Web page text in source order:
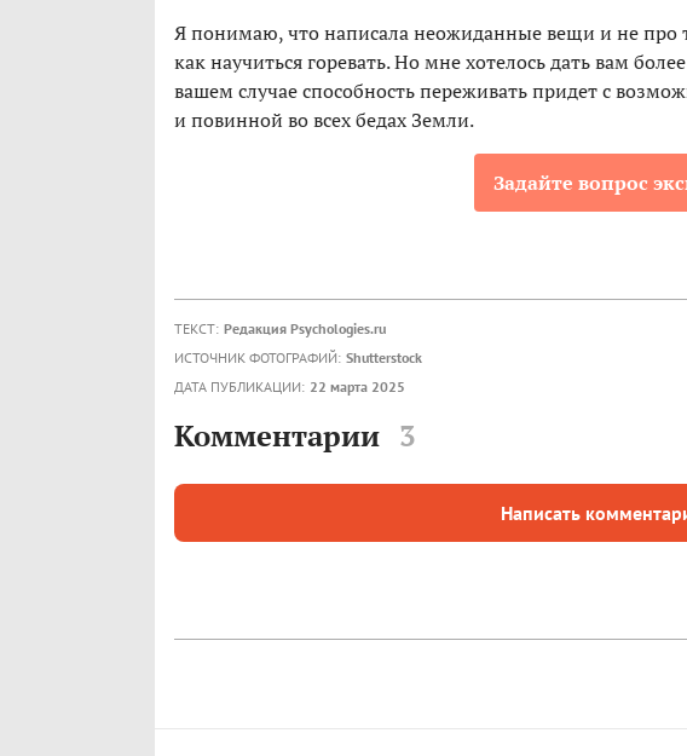
Я понимаю, что написала неожиданные вещи и не про
как научиться горевать. Но мне хотелось дать вам
вашем случае способность переживать придет с
и повинной во всех бедах Земли.
Задайте вопрос
ТЕКСТ: Редакция Psychologies.ru
ИСТОЧНИК ФОТОГРАФИЙ: Shutterstock
ДАТА ПУБЛИКАЦИИ: 22 марта 2025
Комментарии 3
Написать